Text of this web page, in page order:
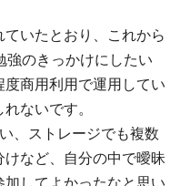
いたとおり、これから
強のきっかけにしたい
商用利用で運用してい
ないです。
、ストレージでも複数
など、自分の中で曖昧
してよかったなと思い